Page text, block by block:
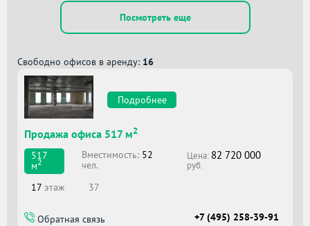
Посмотреть еще
Свободно офисов в аренду: 16
Подробнее
Продажа офиса 517 м2
517
м2
Вместимоcть: 52
чел.
Цена: 82 720 000
руб.
17 этаж 37
Обратная связь +7 (495) 258-39-91